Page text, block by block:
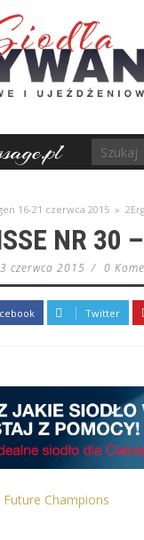
16-21 czerwca 2015 »
NR 30
czerwca 2015 / 0
Twitter
Champions